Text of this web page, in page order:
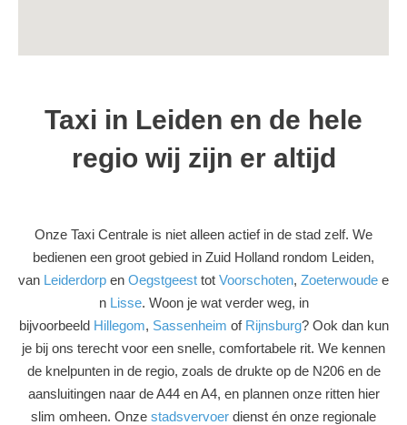
Taxi in Leiden en de hele
regio wij zijn er altijd
Onze Taxi Centrale is niet alleen actief in de stad zelf. We
bedienen een groot gebied in Zuid Holland rondom Leiden,
van Leiderdorp en Oegstgeest tot Voorschoten, Zoeterwoude e
n Lisse. Woon je wat verder weg, in
bijvoorbeeld Hillegom, Sassenheim of Rijnsburg? Ook dan kun
je bij ons terecht voor een snelle, comfortabele rit. We kennen
de knelpunten in de regio, zoals de drukte op de N206 en de
aansluitingen naar de A44 en A4, en plannen onze ritten hier
slim omheen. Onze stadsvervoer dienst én onze regionale